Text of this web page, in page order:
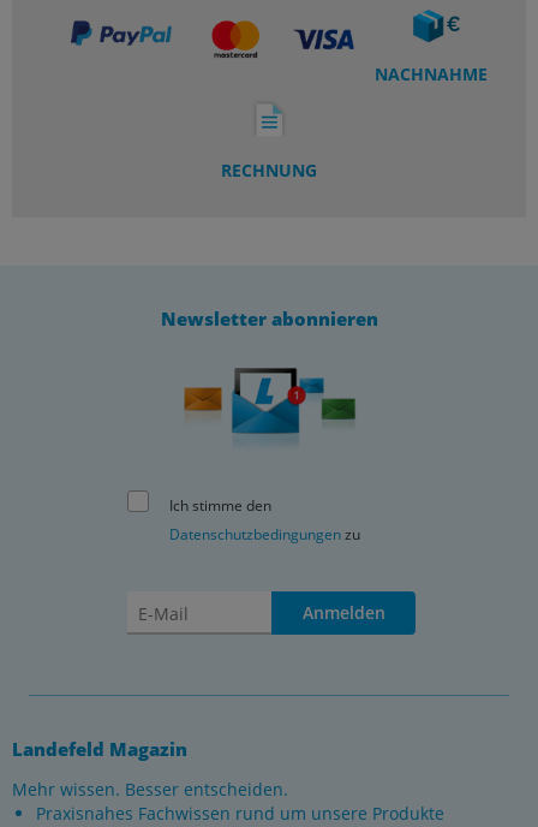
NACHNAHME
RECHNUNG
Newsletter abonnieren
Ich stimme den
Datenschutzbedingungenzu
Anmelden
Landefeld Magazin
Mehr wissen. Besser entscheiden.
Praxisnahes Fachwissen rund um unsere Produkte